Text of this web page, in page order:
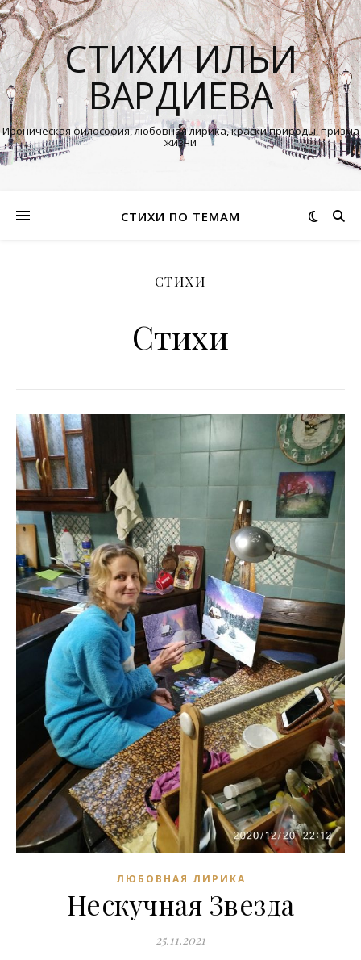
СТИХИ ИЛЬИ
ВАРДИЕВА
Ироническая философия, любовная лирика, краски природы, призма
жизни
СТИХИ ПО ТЕМАМ
СТИХИ
Стихи
ЛЮБОВНАЯ ЛИРИКА
Нескучная Звезда
25.11.2021